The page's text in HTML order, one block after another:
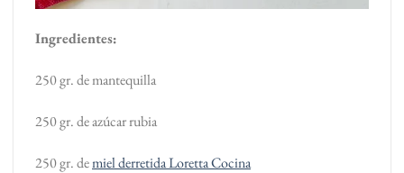
Ingredientes:
250 gr. de mantequilla
250 gr. de azúcar rubia
250 gr. demiel derretida Loretta Cocina